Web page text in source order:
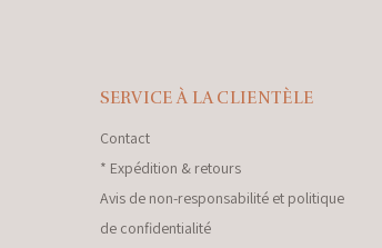
SERVICE À LA CLIENTÈLE
Contact
* Expédition & retours
Avis de non-responsabilité et politique
de confidentialité